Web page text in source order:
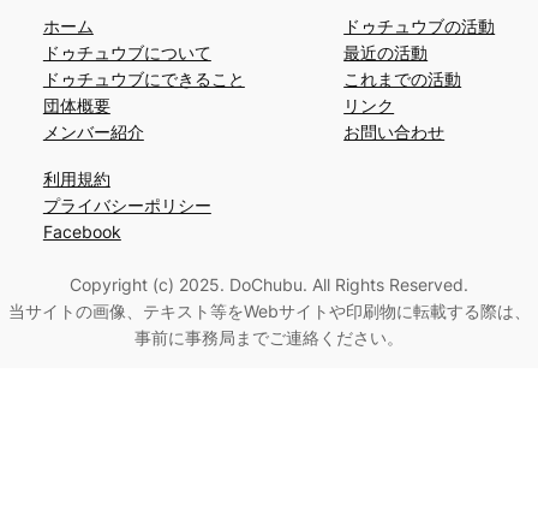
ホーム
ドゥチュウブについて
ドゥチュウブにできること
団体概要
メンバー紹介
ドゥチュウブの活動
最近の活動
これまでの活動
リンク
お問い合わせ
利用規約
プライバシーポリシー
Facebook
Copyright (c) 2025. DoChubu. All Rights Reserved.
当サイトの画像、テキスト等をWebサイトや印刷物に転載する際は、
事前に事務局までご連絡ください。